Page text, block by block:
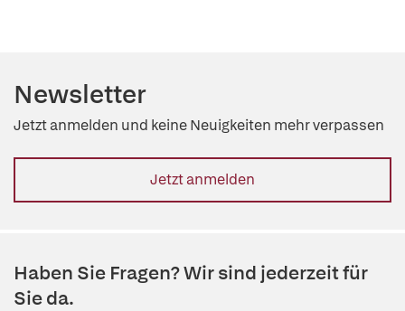
Newsletter
Jetzt anmelden und keine Neuigkeiten mehr verpassen
Jetzt anmelden
Haben Sie Fragen? Wir sind jederzeit für
Sie da.